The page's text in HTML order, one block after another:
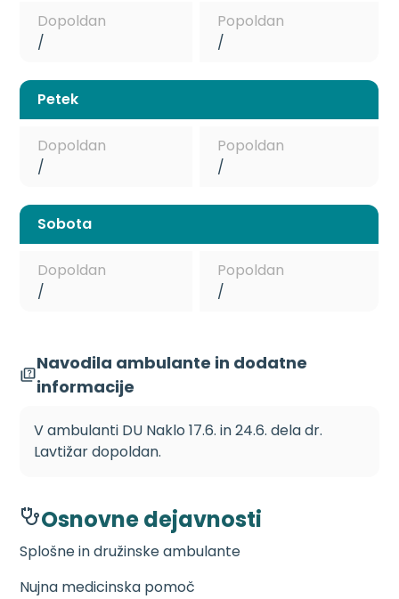
Dopoldan
/
Popoldan
/
Petek
Dopoldan
/
Popoldan
/
Sobota
Dopoldan
/
Popoldan
/
Navodila ambulante in dodatne
informacije
V ambulanti DU Naklo 17.6. in 24.6. dela dr.
Lavtižar dopoldan.
Osnovne dejavnosti
Splošne in družinske ambulante
Nujna medicinska pomoč